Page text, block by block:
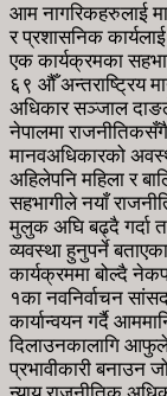
आम नागरिकहरुलाई
र प्रशासनिक
एक कार्यक्रमका
६९ औँ अन्तराष्ट्रिय
अधिकार सञ्जाल
नेपालमा
मानवअधिकारको
अहिलेपनि महिला र
सहभागीले नयाँ
मुलुक अघि बढ्दै गर्दा
व्यवस्था हुनुपर्ने
कार्यक्रममा बोल्दै
१का नवनिर्वाचन
कार्यान्वयन गर्दै
दिलाउनकालागि
प्रभावीकारी बनाउन